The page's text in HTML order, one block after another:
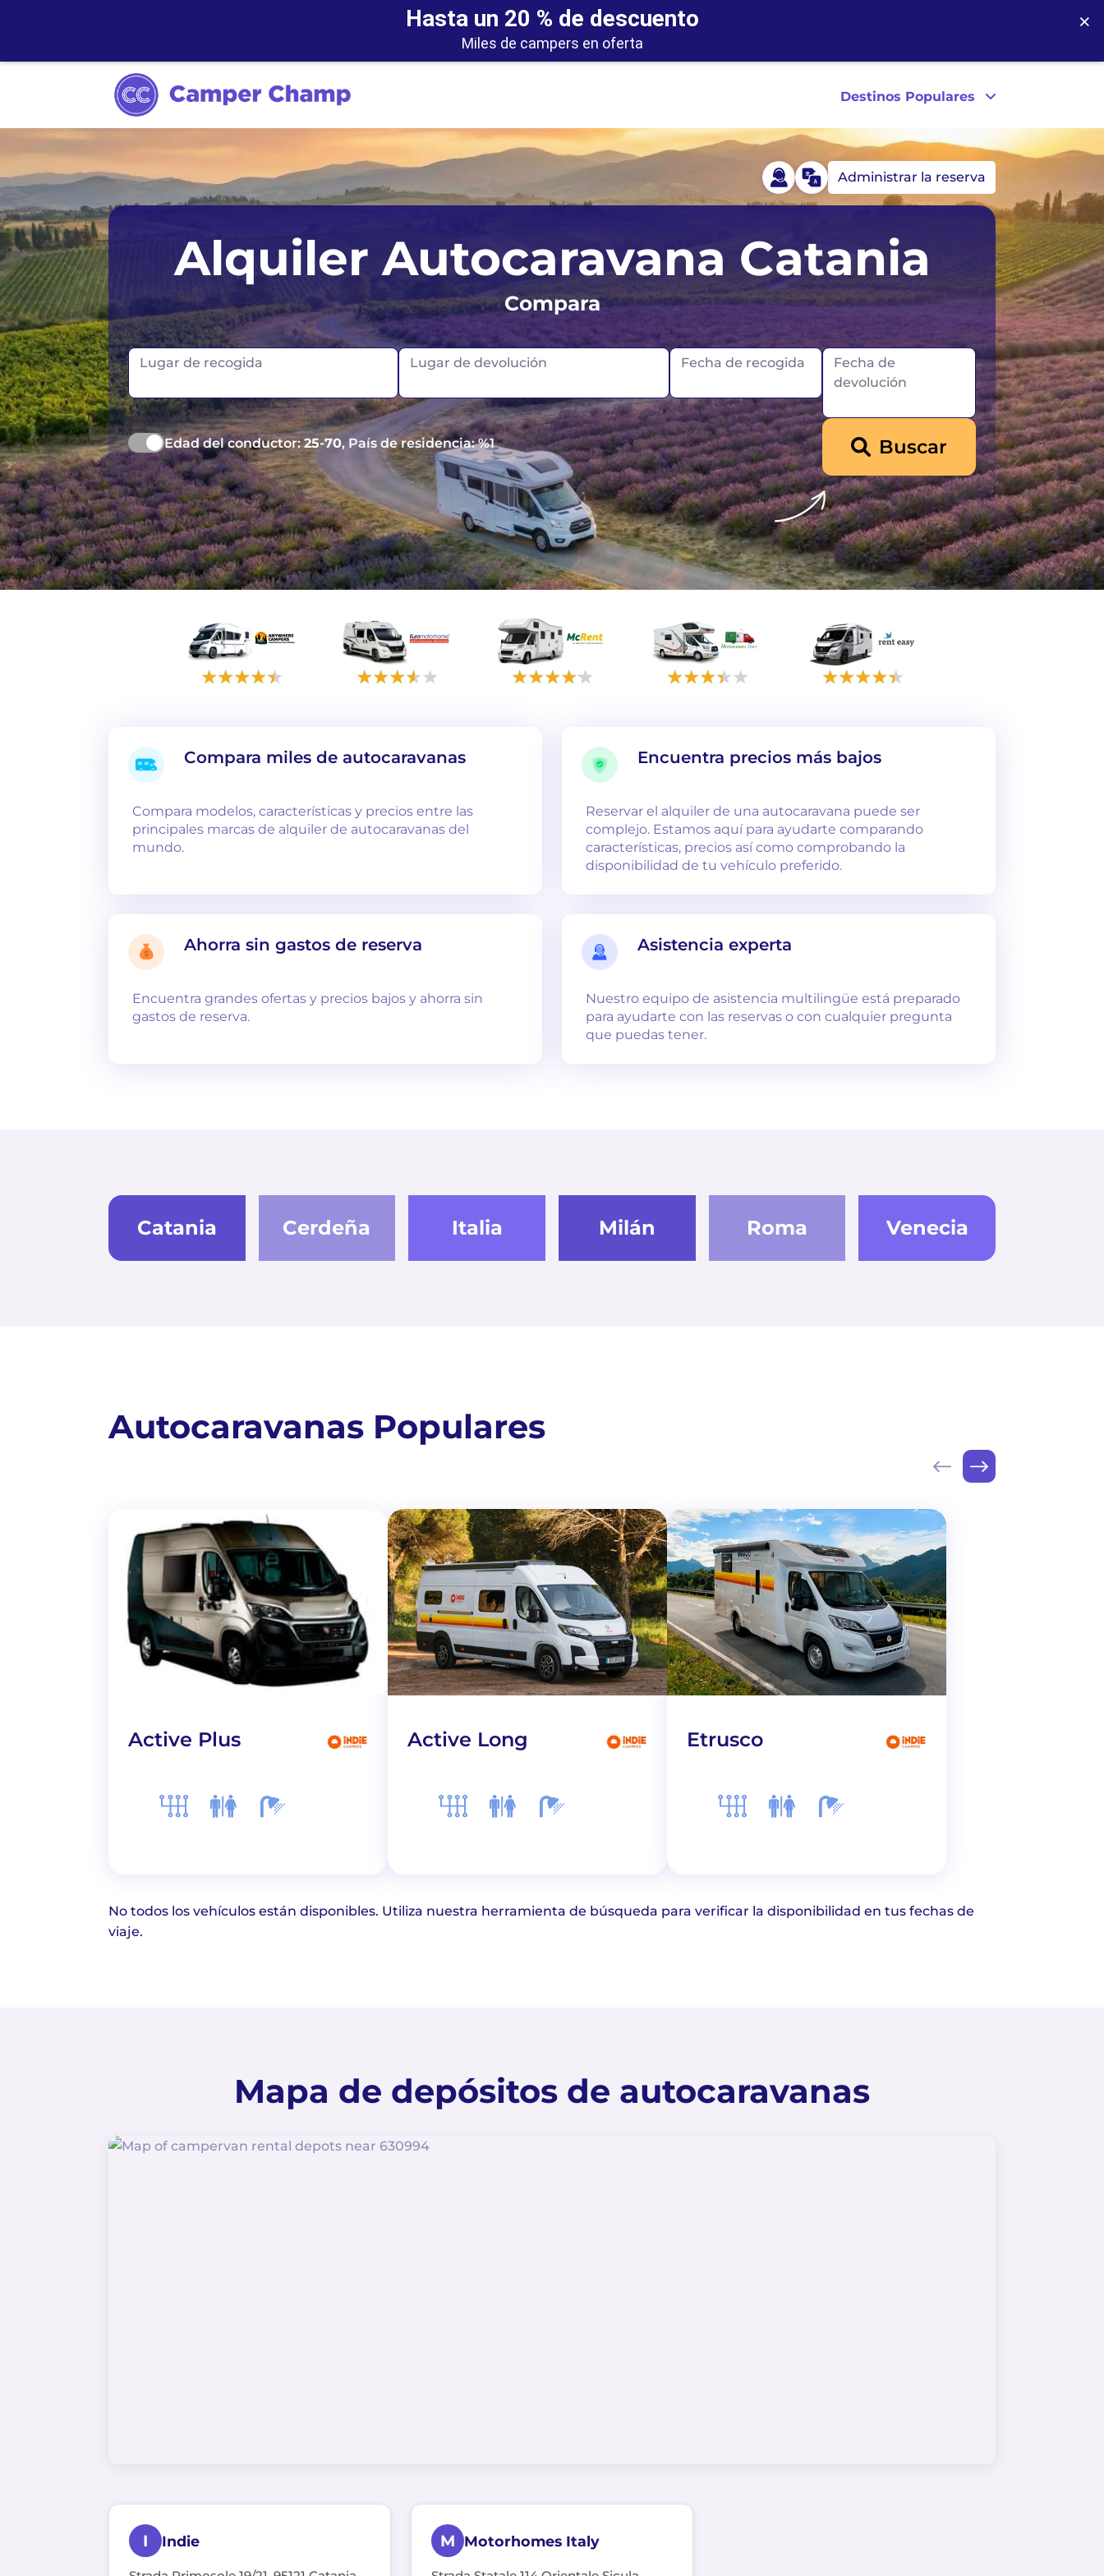
Hasta un 20 % de descuento
Miles de campers en oferta
×
Destinos Populares
Los Ángeles
Miami
Escocia
Islandia
Noruega
Reino Unido Canadá
Nueva Zelanda
Administrar la reserva
Alquiler Autocaravana Catania
Compara
Lugar de recogida Lugar de devolución Fecha de recogida
Fecha de
devolución
Edad del conductor:25-70, País de residencia: %1 Buscar
Compara miles de autocaravanas
Compara modelos, características y precios entre las
principales marcas de alquiler de autocaravanas del
mundo.
Encuentra precios más bajos
Reservar el alquiler de una autocaravana puede ser
complejo. Estamos aquí para ayudarte comparando
características, precios así como comprobando la
disponibilidad de tu vehículo preferido.
Ahorra sin gastos de reserva
Encuentra grandes ofertas y precios bajos y ahorra sin
gastos de reserva.
Asistencia experta
Nuestro equipo de asistencia multilingüe está preparado
para ayudarte con las reservas o con cualquier pregunta
que puedas tener.
Catania Cerdeña Italia Milán Roma Venecia
Autocaravanas Populares
Active Plus Active Long Etrusco
No todos los vehículos están disponibles. Utiliza nuestra herramienta de búsqueda para verificar la disponibilidad en tus fechas de
viaje.
Mapa de depósitos de autocaravanas
I Indie M Motorhomes Italy